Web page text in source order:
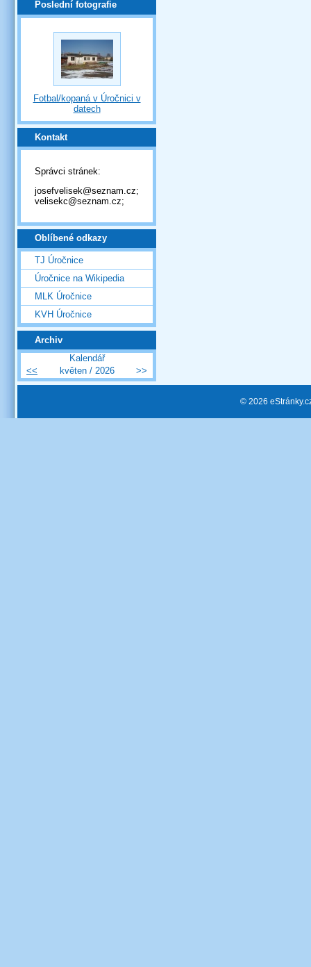
Poslední fotografie
Fotbal/kopaná v Úročnici v
datech
Kontakt
Správci stránek:
josefvelisek@seznam.cz;
velisekc@seznam.cz;
Oblíbené odkazy
TJ Úročnice
Úročnice na Wikipedia
MLK Úročnice
KVH Úročnice
Archiv
Kalendář
<<
květen / 2026 >>
© 2026